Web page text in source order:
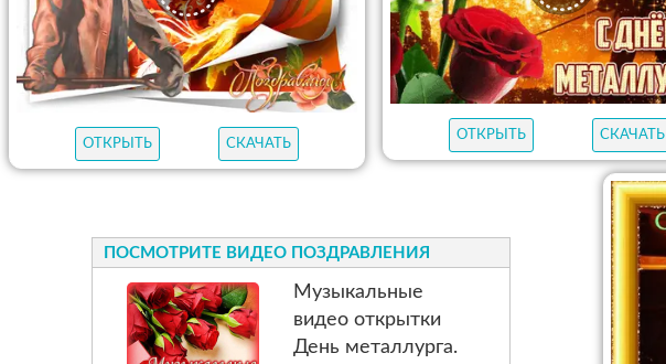
ОТКРЫТЬ СКАЧАТЬ
ОТКРЫТЬ СКАЧАТЬ
ПОСМОТРИТЕ ВИДЕО ПОЗДРАВЛЕНИЯ
Музыкальные
видео открытки
День металлурга.